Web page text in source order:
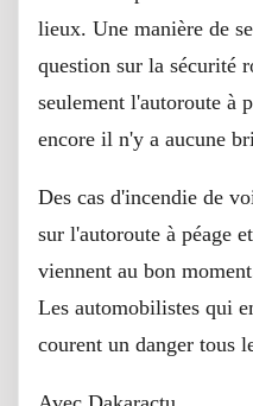
lieux. Une manière de
question sur la sécurité
seulement l'autoroute à
encore il n'y a aucune
Des cas d'incendie de
sur l'autoroute à péage
viennent au bon
Les automobilistes qui
courent un danger tous